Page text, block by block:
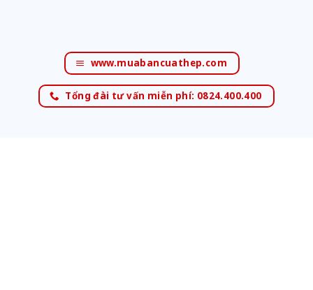
www.muabancuathep.com
Tổng đài tư vấn miễn phí: 0824.400.400